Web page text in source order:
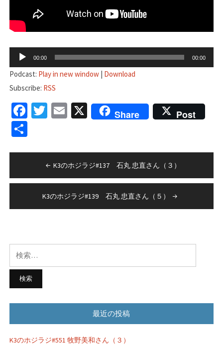
声
レ
ー
ヤ
ー
00:00 00:00
Podcast: Play in new window| Download
Subscribe: RSS
Facebook
Twitter
Email
X Share Post
共
稿
ビ
ー
シ
ョ
ン
K3のホジラジ#137 石丸 忠直さん（３）
K3のホジラジ#139 石丸 忠直さん（５）
索:
最近の投稿
K3のホジラジ#551 牧野美和さん（３）